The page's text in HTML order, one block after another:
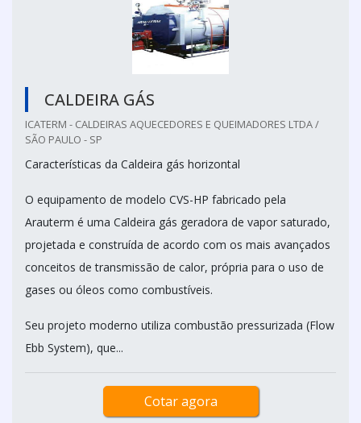
CALDEIRA GÁS
ICATERM - CALDEIRAS AQUECEDORES E QUEIMADORES LTDA /
SÃO PAULO - SP
Características da Caldeira gás horizontal
O equipamento de modelo CVS-HP fabricado pela
Arauterm é uma Caldeira gás geradora de vapor saturado,
projetada e construída de acordo com os mais avançados
conceitos de transmissão de calor, própria para o uso de
gases ou óleos como combustíveis.
Seu projeto moderno utiliza combustão pressurizada (Flow
Ebb System), que...
Cotar agora